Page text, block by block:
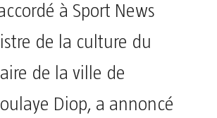
à Sport News
de la culture du
de la ville de
Diop, a annoncé